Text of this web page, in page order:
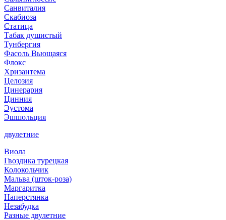
Санвиталия
Скабиоза
Статица
Табак душистый
Тунбергия
Фасоль Вьющаяся
Флокс
Хризантема
Целозия
Цинерария
Цинния
Эустома
Эшшольция
двулетние
Виола
Гвоздика турецкая
Колокольчик
Мальва (шток-роза)
Маргаритка
Наперстянка
Незабудка
Разные двулетние